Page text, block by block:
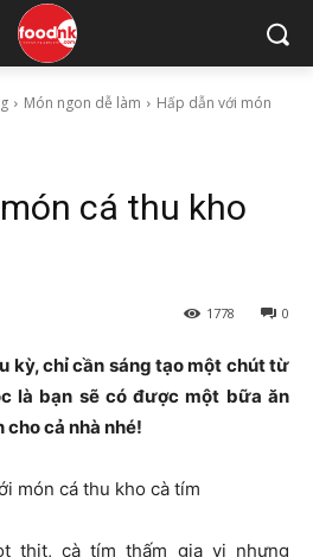
Món ngon dễ làm
Hấp dẫn với món
cá thu kho
0
1778
kỳ, chỉ cần sáng tạo một chút từ
là bạn sẽ có được một bữa ăn
cho cả nhà nhé!
thịt, cà tím thấm gia vị nhưng